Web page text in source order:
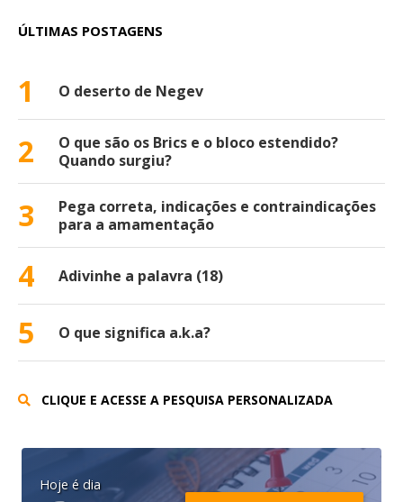
ÚLTIMAS POSTAGENS
1 O deserto de Negev
2
O que são os Brics e o bloco estendido?
Quando surgiu?
3
Pega correta, indicações e contraindicações
para a amamentação
4 Adivinhe a palavra (18)
5 O que significa a.k.a?
CLIQUE E ACESSE A PESQUISA PERSONALIZADA
Hoje é dia